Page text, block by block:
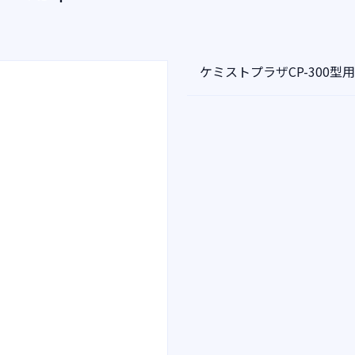
ケミストプラザCP-300型